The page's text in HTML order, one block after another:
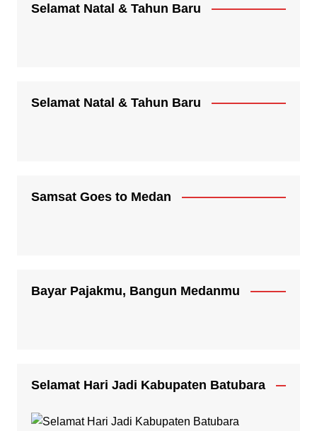
Selamat Natal & Tahun Baru
Selamat Natal & Tahun Baru
Samsat Goes to Medan
Bayar Pajakmu, Bangun Medanmu
Selamat Hari Jadi Kabupaten Batubara